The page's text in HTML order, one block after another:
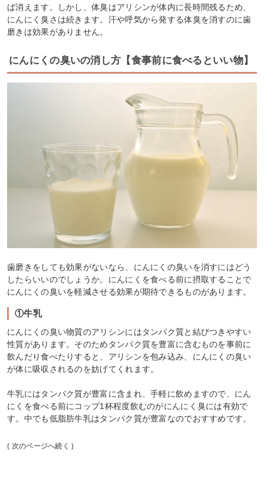
ば消えます。しかし、体臭はアリシンが体内に長時間残るため、
にんにく臭さは続きます。汗や呼気から発する体臭を消すのに歯
磨きは効果がありません。
にんにくの臭いの消し方【食事前に食べるといい物】
歯磨きをしても効果がないなら、にんにくの臭いを消すにはどう
したらいいのでしょうか。にんにくを食べる前に摂取することで
にんにくの臭いを軽減させる効果が期待できるものがあります。
①牛乳
にんにくの臭い物質のアリシンにはタンパク質と結びつきやすい
性質があります。そのためタンパク質を豊富に含むものを事前に
飲んだり食べたりすると、アリシンを包み込み、にんにくの臭い
が体に吸収されるのを妨げてくれます。
牛乳にはタンパク質が豊富に含まれ、手軽に飲めますので、にん
にくを食べる前にコップ1杯程度飲むのがにんにく臭には有効で
す。中でも低脂肪牛乳はタンパク質が豊富なのでおすすめです。
( 次のページへ続く )